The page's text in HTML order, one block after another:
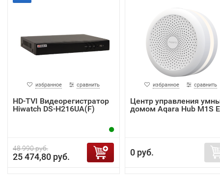
избранное сравнить
HD-TVI Видеорегистратор
Hiwatch DS-H216UA(F)
48 990 руб.
25 474,80 руб.
избранное сравнить
Центр управления
домом Aqara Hub M1S
0 руб.